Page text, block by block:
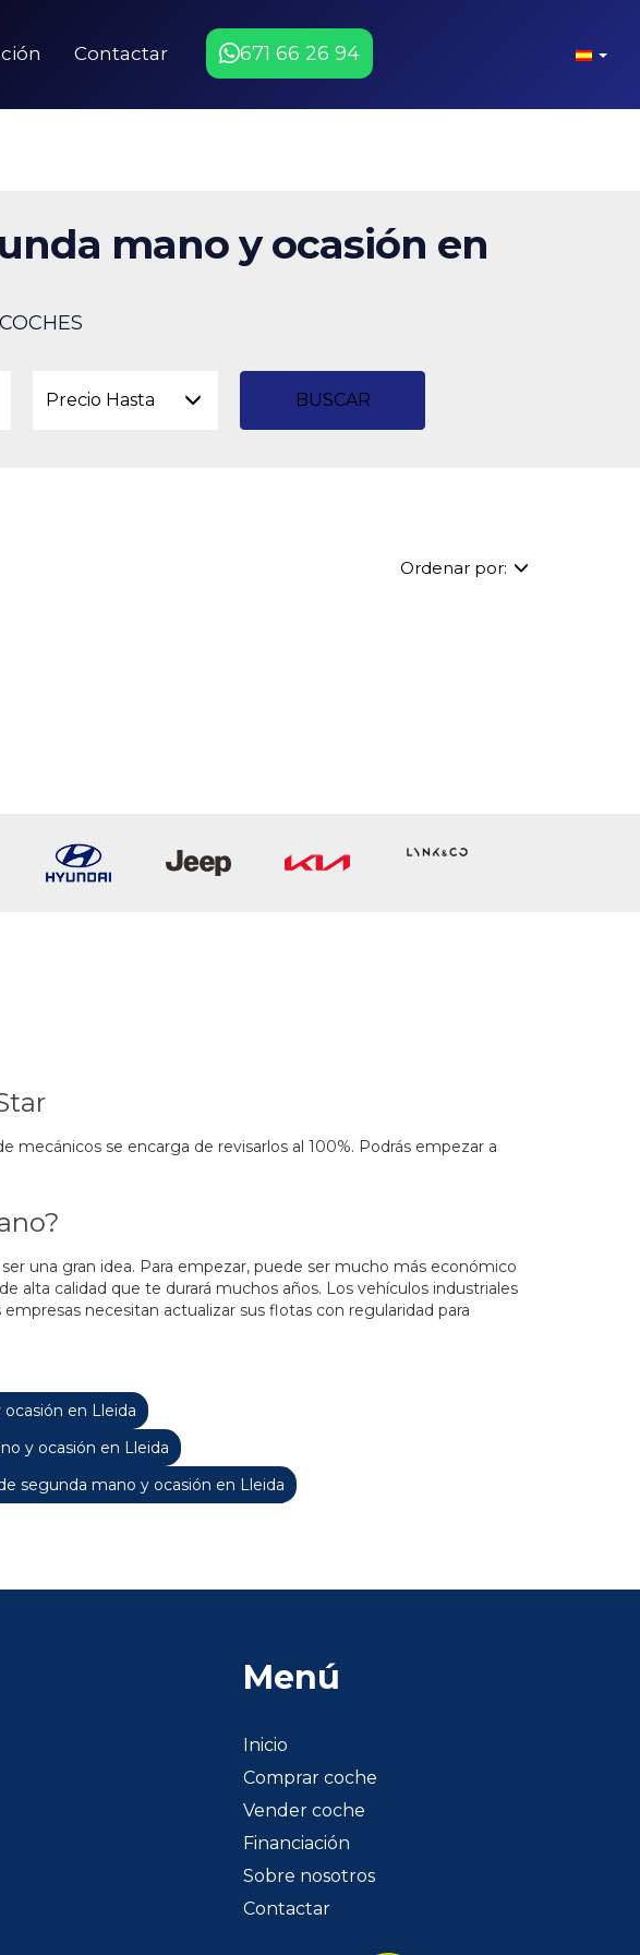
Contactar 671 66 26 94
mano y ocasión en
Precio Hasta BUSCAR
Ordenar por:
mecánicos se encarga de revisarlos al 100%. Podrás empezar a
una gran idea. Para empezar, puede ser mucho más económico
alta calidad que te durará muchos años. Los vehículos industriales
necesitan actualizar sus flotas con regularidad para
en Lleida
y ocasión en Lleida
segunda mano y ocasión en Lleida
Menú
Inicio
Comprar coche
Vender coche
Financiación
Sobre nosotros
Contactar